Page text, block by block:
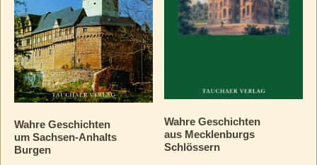
Wahre Geschichten
um Sachsen-Anhalts
Burgen
Wahre Geschichten
aus Mecklenburgs
Schlössern